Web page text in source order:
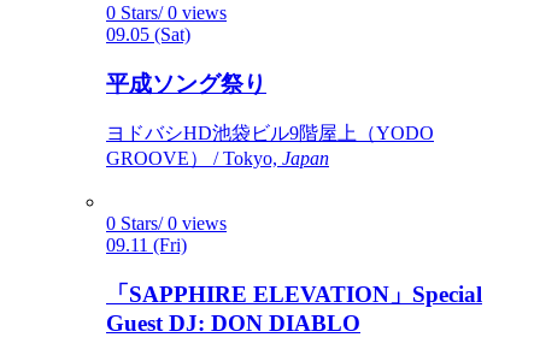
0 Stars/ 0 views
09.05 (Sat)
平成ソング祭り
ヨドバシHD池袋ビル9階屋上（YODO
GROOVE） / Tokyo, Japan
0 Stars/ 0 views
09.11 (Fri)
「SAPPHIRE ELEVATION」Special
Guest DJ: DON DIABLO